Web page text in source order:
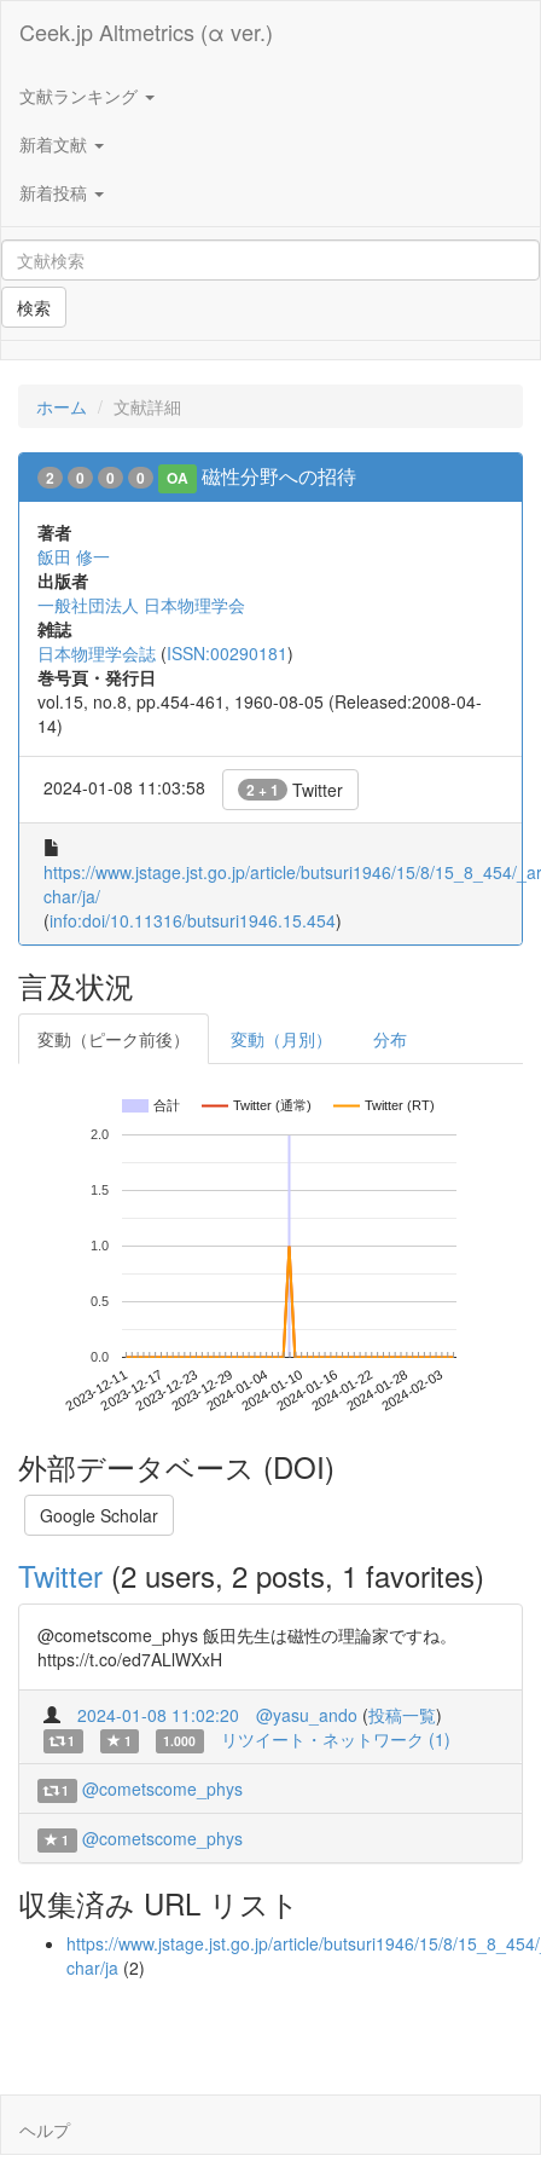
Ceek.jp Altmetrics (α ver.)
文献ランキング
新着文献
新着投稿
検索
ホーム 文献詳細
2 0 0 0 OA 磁性分野への招待
著者
飯田 修一
出版者
一般社団法人 日本物理学会
雑誌
日本物理学会誌 (ISSN:00290181)
巻号頁・発行日
vol.15, no.8, pp.454-461, 1960-08-05 (Released:2008-04-
14)
2024-01-08 11:03:58 2 + 1 Twitter
https://www.jstage.jst.go.jp/article/butsuri1946/15/8/15_8_454/
char/ja/
(info:doi/10.11316/butsuri1946.15.454)
言及状況
変動（ピーク前後） 変動（月別） 分布
合計 Twitter (通常) Twitter (RT)
2023-12-112023-12-172023-12-232023-12-292024-01-042024-01-102024-01-162024-01-222024-01-282024-02-03
0.0
0.5
1.0
1.5
2.0
外部データベース (DOI)
Google Scholar
Twitter (2 users, 2 posts, 1 favorites)
@cometscome_phys 飯田先生は磁性の理論家ですね。
https://t.co/ed7ALlWXxH
2024-01-08 11:02:20 @yasu_ando (投稿一覧)
1 1 1.000 リツイート・ネットワーク (1)
1 @cometscome_phys
1 @cometscome_phys
収集済み URL リスト
https://www.jstage.jst.go.jp/article/butsuri1946/15/8/
char/ja (2)
ヘルプ